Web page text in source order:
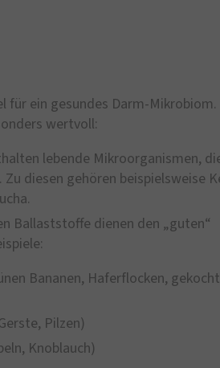
für ein gesundes Darm-
wertvoll:
lebende Mikroorganismen,
diesen gehören beispielsweise
Ballaststoffe dienen den „guten“
Bananen, Haferflocken,
Pilzen)
Knoblauch)